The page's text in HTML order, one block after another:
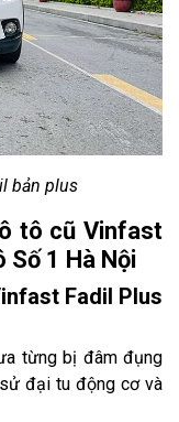
bản plus
tô cũ Vinfast
Số 1 Hà Nội
Fadil Plus
từng bị đâm đụng
đại tu động cơ và